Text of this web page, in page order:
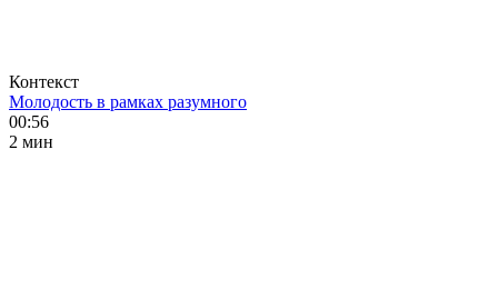
Контекст
Молодость в рамках разумного
00:56
2 мин